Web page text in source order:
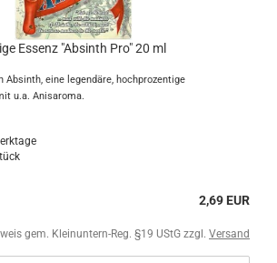
Essenz "Absinth Pro" 20 ml
Absinth, eine legendäre, hochprozentige
u.a. Anisaroma.
2,69 EUR
gem. Kleinuntern-Reg. §19 UStG zzgl. Versand